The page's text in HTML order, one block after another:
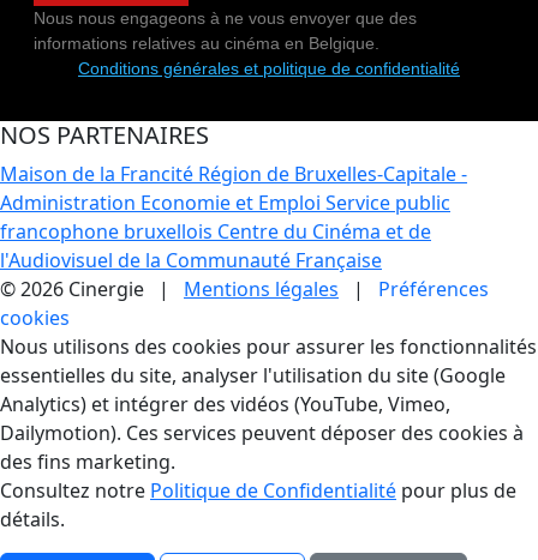
Nous nous engageons à ne vous envoyer que des
informations relatives au cinéma en Belgique.
Conditions générales et politique de confidentialité
NOS PARTENAIRES
Maison de la Francité Région de Bruxelles-Capitale -
Administration Economie et Emploi Service public
francophone bruxellois Centre du Cinéma et de
l'Audiovisuel de la Communauté Française
© 2026 Cinergie | Mentions légales | Préférences
cookies
Gestion des Cookies
Nous utilisons des cookies pour assurer les fonctionnalités
essentielles du site, analyser l'utilisation du site (Google
Analytics) et intégrer des vidéos (YouTube, Vimeo,
Dailymotion). Ces services peuvent déposer des cookies à
des fins marketing.
Consultez notre Politique de Confidentialité pour plus de
détails.